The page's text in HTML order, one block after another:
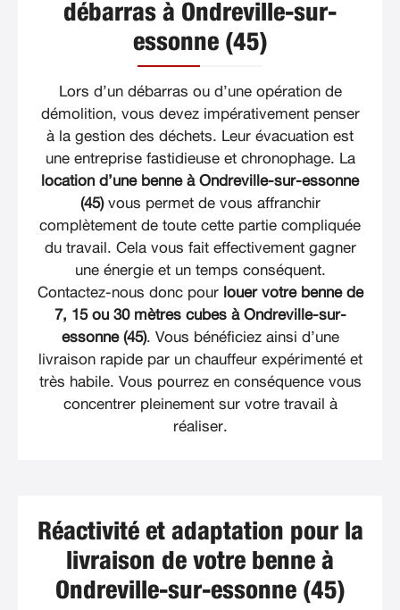
débarras à Ondreville-sur-
essonne (45)
Lors d’un débarras ou d’une opération de
démolition, vous devez impérativement penser
à la gestion des déchets. Leur évacuation est
une entreprise fastidieuse et chronophage. La
location d’une benne à Ondreville-sur-essonne
(45)vous permet de vous affranchir
complètement de toute cette partie compliquée
du travail. Cela vous fait effectivement gagner
une énergie et un temps conséquent.
Contactez-nous donc pour louer votre benne de
7, 15 ou 30 mètres cubes à Ondreville-sur-
essonne (45). Vous bénéficiez ainsi d’une
livraison rapide par un chauffeur expérimenté et
très habile. Vous pourrez en conséquence vous
concentrer pleinement sur votre travail à
réaliser.
Réactivité et adaptation pour la
livraison de votre benne à
Ondreville-sur-essonne (45)